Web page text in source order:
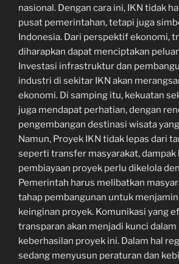
nasional. Dengan cara ini, IKN tidak
pusat pemerintahan, tetapi juga
Indonesia. Dari perspektif ekonomi,
diharapkan dapat menciptakan
Investasi infrastruktur dan
industri di sekitar IKN akan
ekonomi. Di samping itu, kekuatan
juga mendapat perhatian, dengan
pengembangan destinasi wisata
Namun, Proyek IKN tidak lepas dari
seperti transfer masyarakat, dampak
pembiayaan proyek perlu dikelola
Pemerintah harus melibatkan
tahap pembangunan untuk
keinginan proyek. Komunikasi yang
transparan akan menjadi kunci
keberhasilan proyek ini. Dalam hal
sedang menyusun peraturan dan